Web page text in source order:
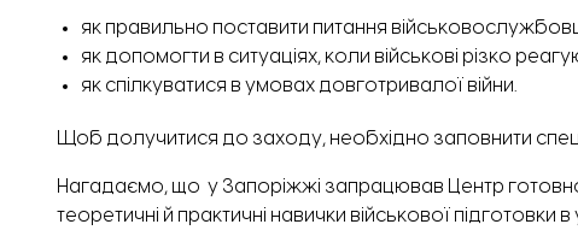
як правильно поставити питання
як допомогти в ситуаціях, коли військові різко
як спілкуватися в умовах довготривалої війни.
Щоб долучитися до заходу, необхідно заповнити
Нагадаємо, що у Запоріжжі запрацював Центр
теоретичні й практичні навички військової підготовки